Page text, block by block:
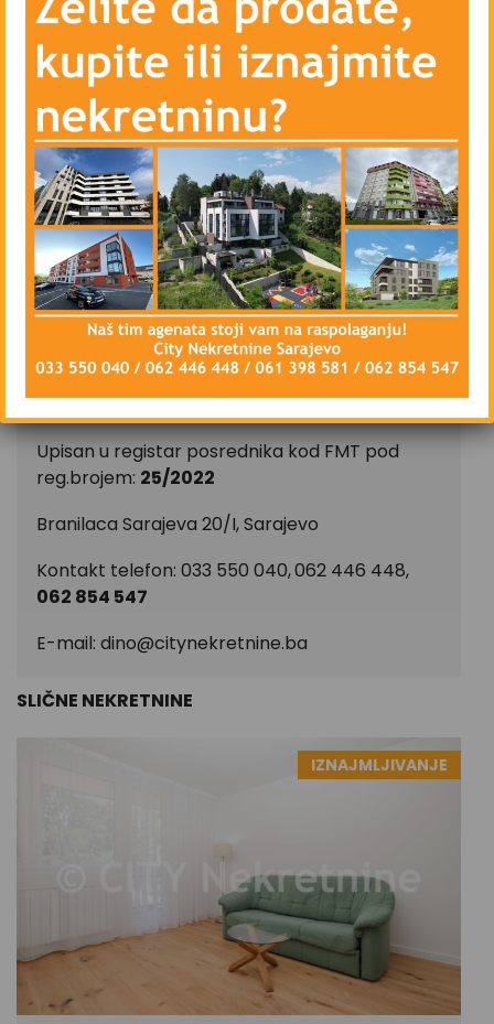
– Centralno grijanje – gradsko – Toplane
– Blindirana vrata, interfon, lift
– Vanjsku i unutrašnju drvenu stolariju
– Priključke kablovske televizije i interneta
– Parking ispred zgrade – javni
Stan se iznajmljuje namješten, isključivo na duži
vremenski period, ugovorna obaveza od
najmanje godinu dana.
CIJENA: 850 KM
CITY Nekretnine d.o.o.
Upisan u registar posrednika kod FMT pod
reg.brojem: 25/2022
Branilaca Sarajeva 20/I, Sarajevo
Kontakt telefon: 033 550 040,062 446 448,
062 854 547
E-mail: dino@citynekretnine.ba
SLIČNE NEKRETNINE
IZNAJMLJIVANJE